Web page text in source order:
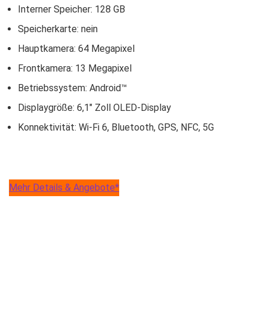
Interner Speicher: 128 GB
Speicherkarte: nein
Hauptkamera: 64 Megapixel
Frontkamera: 13 Megapixel
Betriebssystem: Android™
Displaygröße: 6,1″ Zoll OLED-Display
Konnektivität: Wi-Fi 6, Bluetooth, GPS, NFC, 5G
Mehr Details & Angebote*